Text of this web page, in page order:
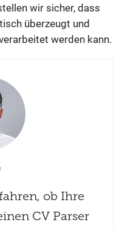
wir sicher, dass
überzeugt und
werden kann.
ob Ihre
CV Parser